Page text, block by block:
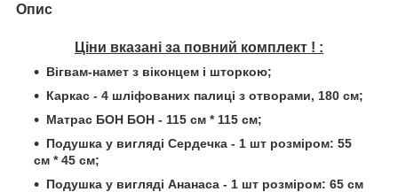
Опис
Ціни вказані за повний комплект ! :
Вігвам-намет з віконцем і шторкою;
Каркас - 4 шліфованих палиці з отворами, 180 см;
Матрас БОН БОН - 115 см * 115 см;
Подушка у вигляді Сердечка - 1 шт розміром: 55
см * 45 см;
Подушка у вигляді Ананаса - 1 шт розміром: 65 см